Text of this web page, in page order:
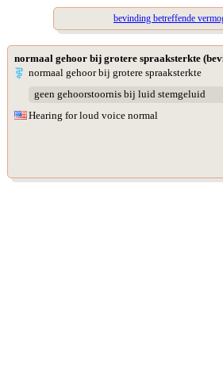
bevinding betreffende
normaal gehoor bij grotere spraaksterkte
normaal gehoor bij grotere spraaksterkte
geen gehoorstoornis bij luid stemgeluid
Hearing for loud voice normal